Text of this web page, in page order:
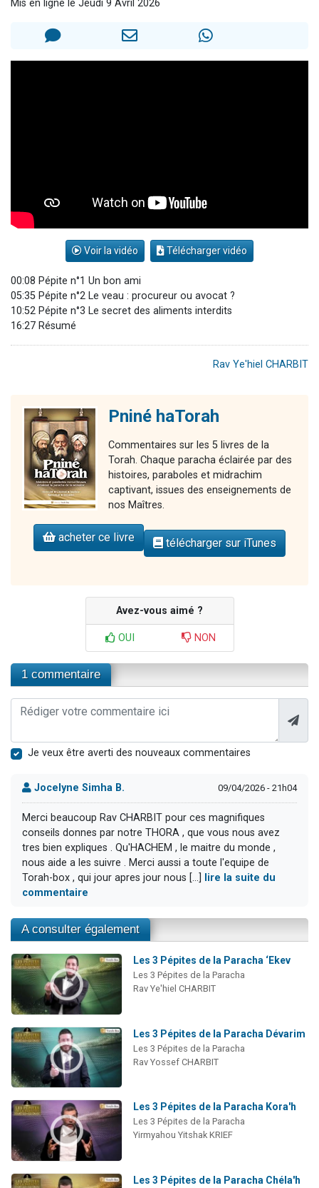
Il reste 49 places pour étudier en groupe sur Zoom
Mis en ligne le Jeudi 9 Avril 2026
Voir la vidéo Télécharger vidéo
00:08 Pépite n°1 Un bon ami
05:35 Pépite n°2 Le veau : procureur ou avocat ?
10:52 Pépite n°3 Le secret des aliments interdits
16:27 Résumé
Rav Ye'hiel CHARBIT
Pniné haTorah
Commentaires sur les 5 livres de la
Torah. Chaque paracha éclairée par des
histoires, paraboles et midrachim
captivant, issues des enseignements de
nos Maîtres.
acheter ce livre télécharger sur iTunes
Avez-vous aimé ?
OUI NON
1 commentaire
Je veux être averti des nouveaux commentaires
Jocelyne Simha B. 09/04/2026 - 21h04
Merci beaucoup Rav CHARBIT pour ces magnifiques
conseils donnes par notre THORA , que vous nous avez
tres bien expliques . Qu'HACHEM , le maitre du monde ,
nous aide a les suivre . Merci aussi a toute l'equipe de
Torah-box , qui jour apres jour nous [...]
lire la suite du
commentaire
A consulter également
Les 3 Pépites de la Paracha ‘Ekev
Les 3 Pépites de la Paracha
Rav Ye'hiel CHARBIT
Les 3 Pépites de la Paracha Dévarim
Les 3 Pépites de la Paracha
Rav Yossef CHARBIT
Les 3 Pépites de la Paracha Kora'h
Les 3 Pépites de la Paracha
Yirmyahou Yitshak KRIEF
Les 3 Pépites de la Paracha Chéla'h